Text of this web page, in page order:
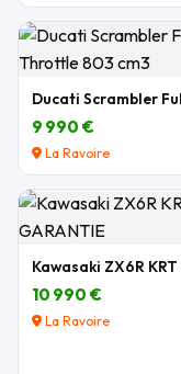
9 990 €
La Ravoire
10 990 €
La Ravoire